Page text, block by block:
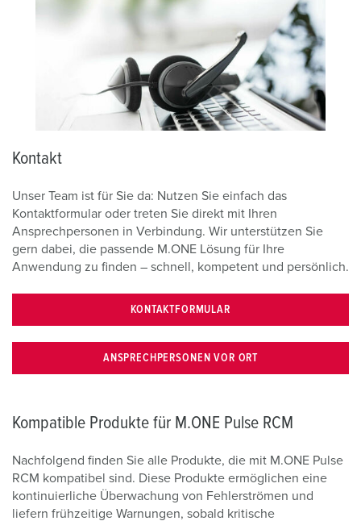
Kontakt
Unser Team ist für Sie da: Nutzen Sie einfach das
Kontaktformular oder treten Sie direkt mit Ihren
Ansprechpersonen in Verbindung. Wir unterstützen Sie
gern dabei, die passende M.ONE Lösung für Ihre
Anwendung zu finden – schnell, kompetent und persönlich.
KONTAKTFORMULAR
ANSPRECHPERSONEN VOR ORT
Kompatible Produkte für M.ONE Pulse RCM
Nachfolgend finden Sie alle Produkte, die mit M.ONE Pulse
RCM kompatibel sind. Diese Produkte ermöglichen eine
kontinuierliche Überwachung von Fehlerströmen und
liefern frühzeitige Warnungen, sobald kritische